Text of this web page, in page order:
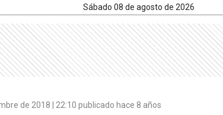
sábado 08 de agosto de 2026
de 2018 | 22:10 publicado hace 8 años